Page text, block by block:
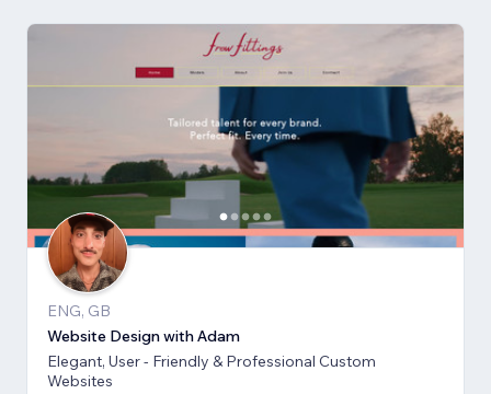
ENG, GB
Website Design with Adam
Elegant, User - Friendly & Professional Custom
Websites